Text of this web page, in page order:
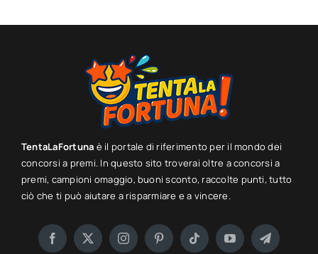
TentaLaFortuna è il portale di riferimento per il mondo dei
concorsi a premi. In questo sito troverai oltre a concorsi a
premi, campioni omaggio, buoni sconto, raccolte punti, tutto
ciò che ti può aiutare a risparmiare e a vincere.